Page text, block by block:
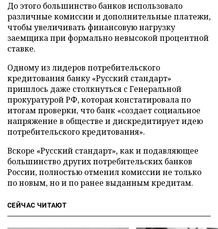
До этого большинство банков использовало
различные комиссии и дополнительные платежи,
чтобы увеличивать финансовую нагрузку
заемщика при формально невысокой процентной
ставке.
Одному из лидеров потребительского
кредитования банку «Русский стандарт»
пришлось даже столкнуться с Генеральной
прокуратурой РФ, которая констатировала по
итогам проверки, что банк «создает социальное
напряжение в обществе и дискредитирует идею
потребительского кредитования».
Вскоре «Русский стандарт», как и подавляющее
большинство других потребительских банков
России, полностью отменил комиссии не только
по новым, но и по ранее выданным кредитам.
СЕЙЧАС ЧИТАЮТ